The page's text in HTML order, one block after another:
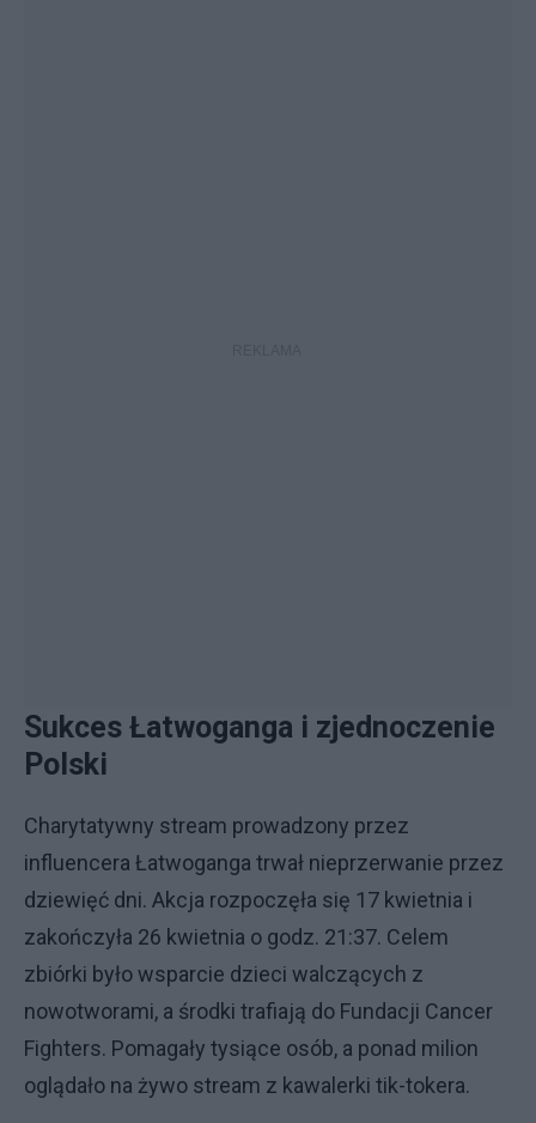
Sukces Łatwoganga i zjednoczenie
Polski
Charytatywny stream prowadzony przez
influencera Łatwoganga trwał nieprzerwanie przez
dziewięć dni. Akcja rozpoczęła się 17 kwietnia i
zakończyła 26 kwietnia o godz. 21:37. Celem
zbiórki było wsparcie dzieci walczących z
nowotworami, a środki trafiają do Fundacji Cancer
Fighters. Pomagały tysiące osób, a ponad milion
oglądało na żywo stream z kawalerki tik-tokera.